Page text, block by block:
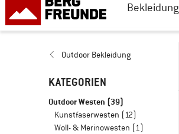
Bekleidung
Outdoor Bekleidung
KATEGORIEN
Outdoor Westen (39)
Kunstfaserwesten (12)
Woll- & Merinowesten (1)